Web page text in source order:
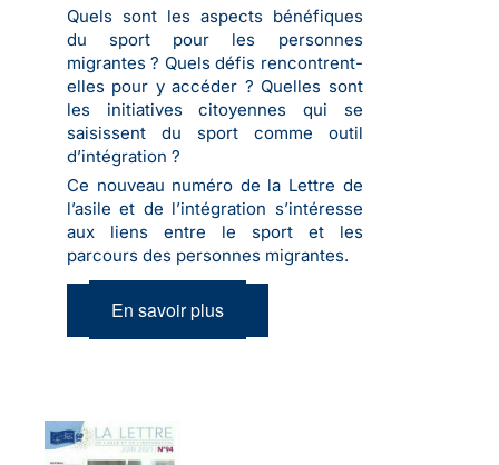
Quels sont les aspects bénéfiques
du sport pour les personnes
migrantes ? Quels défis rencontrent-
elles pour y accéder ? Quelles sont
les initiatives citoyennes qui se
saisissent du sport comme outil
d’intégration ?
Ce nouveau numéro de la Lettre de
l’asile et de l’intégration s’intéresse
aux liens entre le sport et les
parcours des personnes migrantes.
En savoir plus